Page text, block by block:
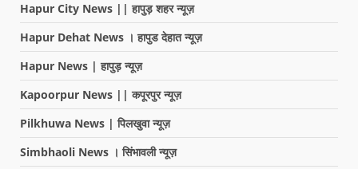
Hapur City News || हापुड़ शहर न्यूज़
Hapur Dehat News । हापुड देहात न्यूज़
Hapur News | हापुड़ न्यूज़
Kapoorpur News || कपूरपुर न्यूज़
Pilkhuwa News | पिलखुवा न्यूज़
Simbhaoli News । सिंभावली न्यूज़